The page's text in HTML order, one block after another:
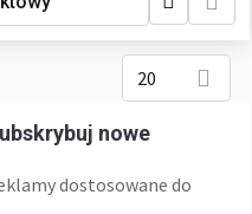
20
nowe
dostosowane do